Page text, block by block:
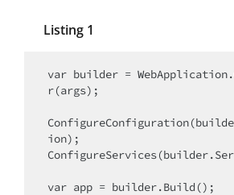
Listing 1
var builder =
r(args);
ion);
var app = builder.Build();